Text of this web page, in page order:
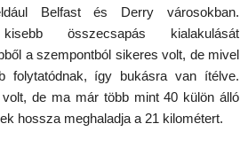
Belfast és Derry városokban.
összecsapás kialakulását
a szempontból sikeres volt, de mivel
folytatódnak, így bukásra van ítélve.
de ma már több mint 40 külön álló
hossza meghaladja a 21 kilométert.